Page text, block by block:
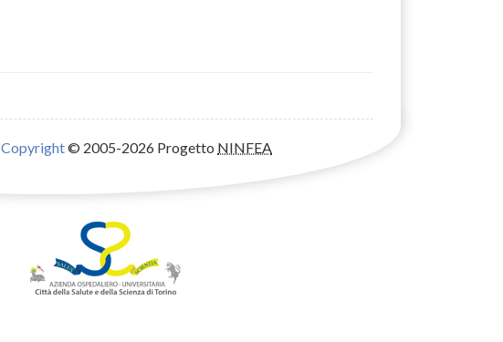
Copyright© 2005-2026 Progetto NINFEA